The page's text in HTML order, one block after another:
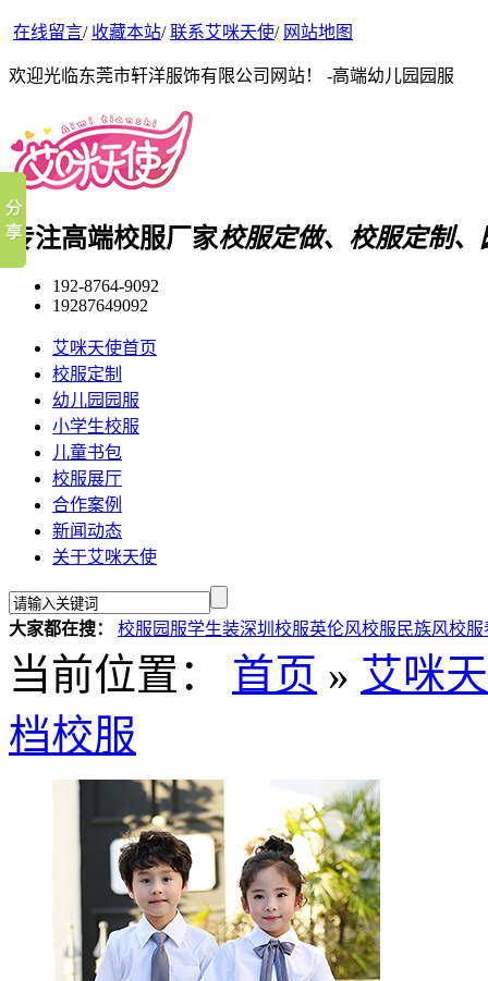
在线留言/ 收藏本站/联系艾咪天使/ 网站地图
欢迎光临东莞市轩洋服饰有限公司网站！ -高端幼儿园园服
专注高端校服厂家校服定做、校服定制
192-8764-9092
19287649092
艾咪天使首页
校服定制
幼儿园园服
小学生校服
儿童书包
校服展厅
合作案例
新闻动态
关于艾咪天使
大家都在搜： 校服 园服学生装深圳校服英伦风校服 民族风校服
当前位置： 首页 » 艾咪
档校服